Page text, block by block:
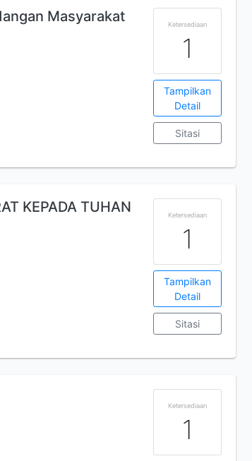
Masyarakat Ketersediaan
1
Tampilkan
Detail
Sitasi
KEPADA TUHAN Ketersediaan
1
Tampilkan
Detail
Sitasi
Ketersediaan
1